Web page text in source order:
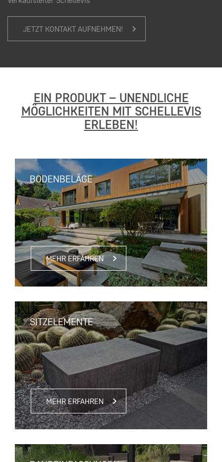
JETZT KONTAKT AUFNEHMEN!
EIN PRODUKT – UNENDLICHE
MÖGLICHKEITEN MIT SCHELLEVIS
ERLEBEN!
BODENBELÄGE
MEHR ERFAHREN
SITZELEMENTE
MEHR ERFAHREN